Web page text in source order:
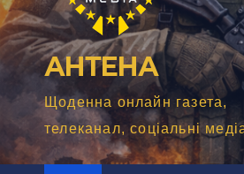
АНТЕНА
Щоденна онлайн газета,
телеканал, соціальні